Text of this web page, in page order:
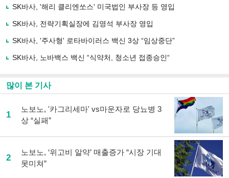
사
유
기
SK바사, '해리 클리엔쏘스' 미국법인 부사장 등 영입
SK바사, 전략기획실장에 김영석 부사장 영입
SK바사, '주사형' 로타바이러스 백신 3상 “임상중단”
SK바사, 노바백스 백신 “식약처, 청소년 접종승인“
많이 본 기사
1
노보노, '카그리세마' vs마운자로 당뇨병 3
상 “실패”
2
노보노, ‘위고비 알약’ 매출증가 “시장 기대
못미쳐”